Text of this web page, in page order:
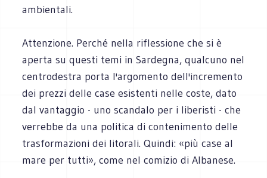
ambientali.
Attenzione. Perché nella riflessione che si è
aperta su questi temi in Sardegna, qualcuno nel
centrodestra porta l'argomento dell'incremento
dei prezzi delle case esistenti nelle coste, dato
dal vantaggio - uno scandalo per i liberisti - che
verrebbe da una politica di contenimento delle
trasformazioni dei litorali. Quindi: «più case al
mare per tutti», come nel comizio di Albanese.